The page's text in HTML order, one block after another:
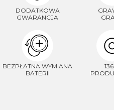
DODATKOWA
GWARANCJA
BEZPŁATNA WYMIANA
BATERII